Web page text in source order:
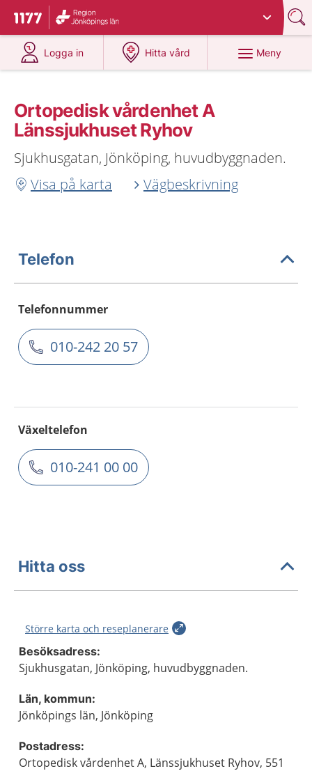
Till startsidan för 1177
Du har valt region
Logga in
på 1177.se
Hitta vård
på 1177.se
Meny
Ortopedisk vårdenhet A
Länssjukhuset Ryhov
Sjukhusgatan, Jönköping, huvudbyggnaden.
Visa på karta
Vägbeskrivning
Telefon
Telefonnummer
010-242 20 57
Växeltelefon
010-241 00 00
Hitta oss
Större karta och reseplanerare
Besöksadress:
Sjukhusgatan, Jönköping, huvudbyggnaden.
Län, kommun:
Jönköpings län, Jönköping
Postadress:
Ortopedisk vårdenhet A, Länssjukhuset Ryhov, 551